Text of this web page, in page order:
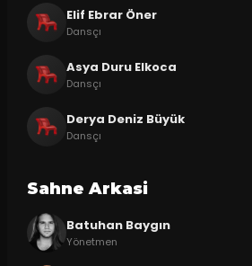
Elif Ebrar Öner
Dansçı
Asya Duru Elkoca
Dansçı
Derya Deniz Büyük
Dansçı
Sahne Arkasi
Batuhan Baygın
Yönetmen